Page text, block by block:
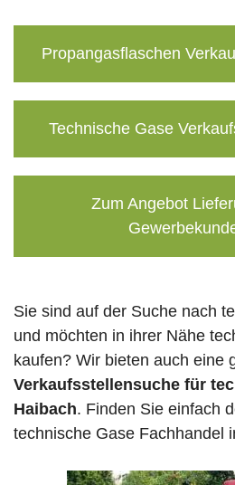
Propangasflaschen
Technische Gase
Zum Angebot
Sie sind auf der Suche nach
und möchten in ihrer Nähe
kaufen? Wir bieten auch eine
Verkaufsstellensuche für
Haibach. Finden Sie einfach
technische Gase Fachhandel